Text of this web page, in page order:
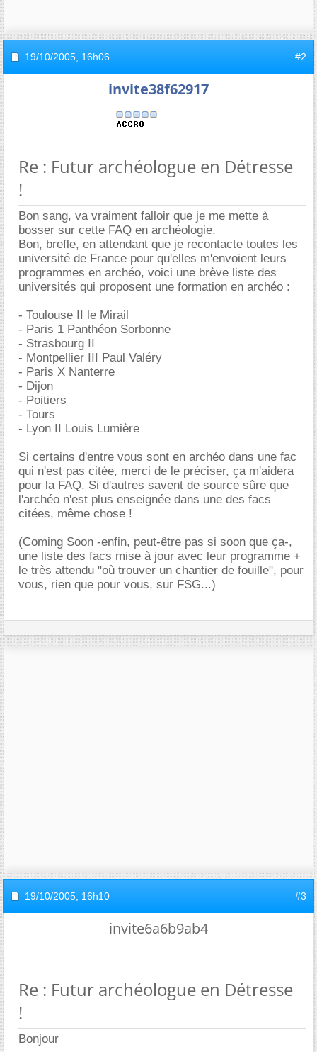
19/10/2005, 16h06 #2
invite38f62917
Re : Futur archéologue en Détresse
!
Bon sang, va vraiment falloir que je me mette à
bosser sur cette FAQ en archéologie.
Bon, brefle, en attendant que je recontacte toutes les
université de France pour qu'elles m'envoient leurs
programmes en archéo, voici une brève liste des
universités qui proposent une formation en archéo :
- Toulouse II le Mirail
- Paris 1 Panthéon Sorbonne
- Strasbourg II
- Montpellier III Paul Valéry
- Paris X Nanterre
- Dijon
- Poitiers
- Tours
- Lyon II Louis Lumière
Si certains d'entre vous sont en archéo dans une fac
qui n'est pas citée, merci de le préciser, ça m'aidera
pour la FAQ. Si d'autres savent de source sûre que
l'archéo n'est plus enseignée dans une des facs
citées, même chose !
(Coming Soon -enfin, peut-être pas si soon que ça-,
une liste des facs mise à jour avec leur programme +
le très attendu "où trouver un chantier de fouille", pour
vous, rien que pour vous, sur FSG...)
19/10/2005, 16h10 #3
invite6a6b9ab4
Re : Futur archéologue en Détresse
!
Bonjour